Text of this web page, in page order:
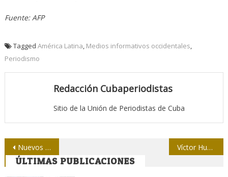
Fuente: AFP
Tagged América Latina, Medios informativos occidentales,
Periodismo
Redacción Cubaperiodistas
Sitio de la Unión de Periodistas de Cuba
Navegación
de
Nuevos mensajes de condolencia por la muerte de Ernesto Vera Víctor Hugo Morales: “La derecha ha entrado con una furia atroz”
ÚLTIMAS PUBLICACIONES